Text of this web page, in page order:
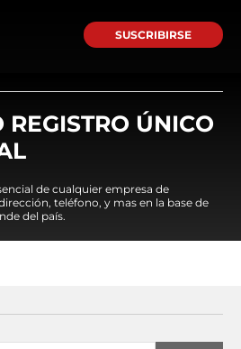
SUSCRIBIRSE
REGISTRO ÚNICO
de cualquier empresa de
teléfono, y mas en la base de
del país.